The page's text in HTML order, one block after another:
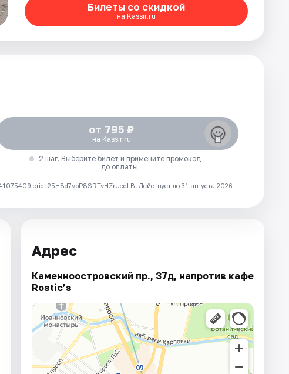
Билеты со скидкой
на Kassir.ru
от 795 ₽
на Kassir.ru
2 шаг. Выберите билет и примените промокод
до оплаты
erid: 25H8d7vbP8SRTvHZrUcdLB. Действует до 31 августа 2026
Адрес
Каменноостровский пр., 37д, напротив кафе
Rostic’s